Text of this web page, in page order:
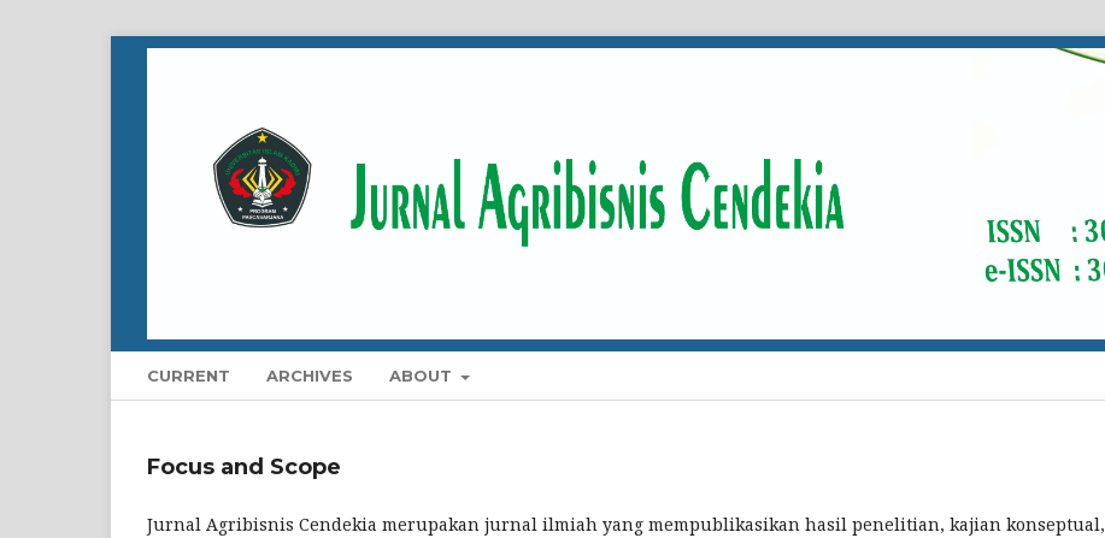
CURRENT ARCHIVES ABOUT
Focus and Scope
Jurnal Agribisnis Cendekia merupakan jurnal ilmiah yang mempublikasikan hasil penelitian, kajian konseptual,